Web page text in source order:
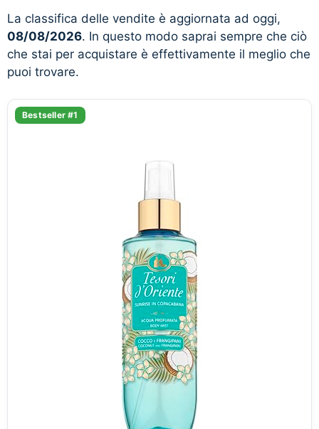
La classifica delle vendite è aggiornata ad oggi,
08/08/2026. In questo modo saprai sempre che ciò
che stai per acquistare è effettivamente il meglio che
puoi trovare.
Bestseller #1